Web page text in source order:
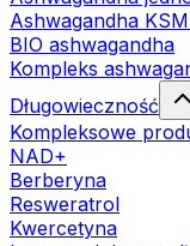
Ashwagandha
BIO ashwagandha
Kompleks
Długowieczność
Kompleksowe
NAD+
Berberyna
Resweratrol
Kwercetyna